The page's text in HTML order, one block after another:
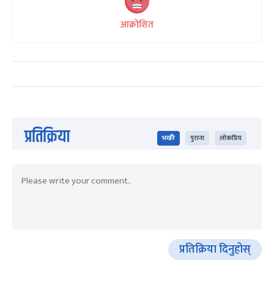
आक्रोशित
प्रतिक्रिया भर्खरै पुराना लोकप्रिय
प्रतिक्रिया दिनुहोस्